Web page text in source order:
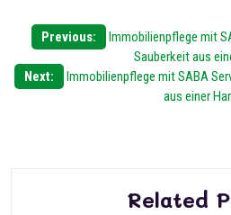
Post
navigation
Previous:
Immobilienpflege mit
Sauberkeit aus
Next:
Immobilienpflege mit SABA
aus einer
Related